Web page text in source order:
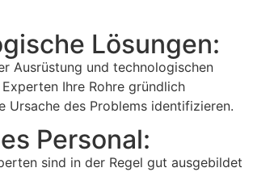
Lösungen:
Ausrüstung und technologischen
Ihre Rohre gründlich
Ursache des Problems identifizieren.
Personal:
sind in der Regel gut ausgebildet